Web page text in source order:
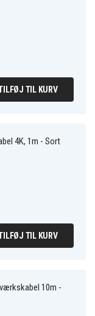
TIL KURV
4K, 1m - Sort
TIL KURV
10m -